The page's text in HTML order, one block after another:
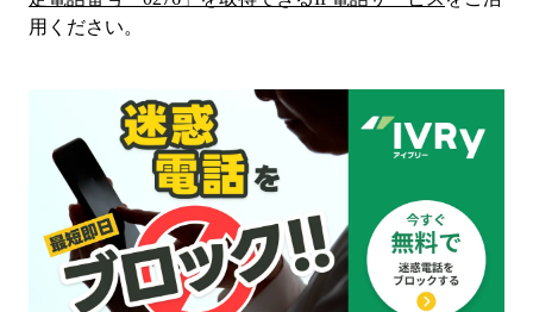
用ください。